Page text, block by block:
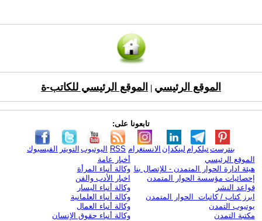
الموقع الرئيسي الموقع الرئيسي للكاتب-ة
تابعونا على:
الفيسبوك التويتر اليوتيوب RSS الانستغرام لينكدإن تيلكرامبنترست
الموقع الرئيسي
هيئة ادارة الحوار المتمدن - للإتصال بنا
إحصائيات مؤسسة الحوار المتمدن
قواعد النشر
ابرز كتاب / كاتبات الحوار المتمدن
يوتيوب التمدن
مكتبة التمدن
أخبار عامة
وكالة أنباء المرأة
اخبار الأدب والفن
وكالة أنباء اليسار
وكالة أنباء العلمانية
وكالة أنباء العمال
وكالة أنباء حقوق الإنسان